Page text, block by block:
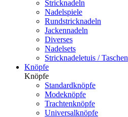
Stricknadeln
Nadelspiele
Rundstricknadeln
Jackennadeln
Diverses
Nadelsets
Stricknadeletuis / Taschen
Knöpfe
Knöpfe
Standardknöpfe
Modeknöpfe
Trachtenknöpfe
Universalknöpfe